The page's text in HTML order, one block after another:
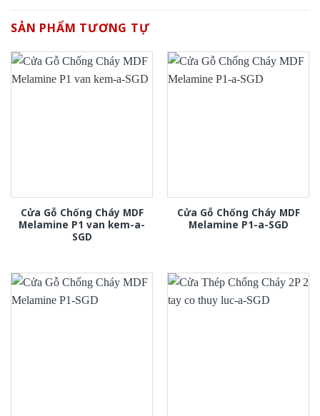
SẢN PHẨM TƯƠNG TỰ
Cửa Gỗ Chống Cháy MDF
Melamine P1 van kem-a-
SGD
Cửa Gỗ Chống Cháy MDF
Melamine P1-a-SGD